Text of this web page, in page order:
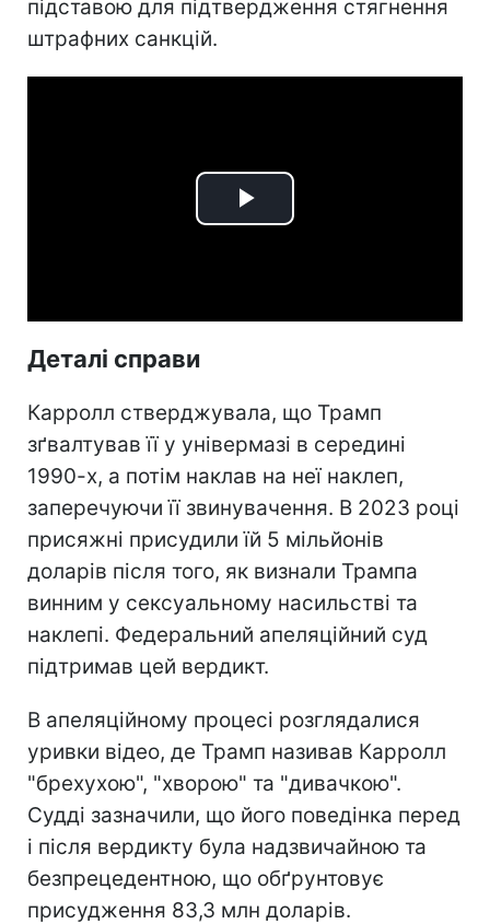
підставою для підтвердження стягнення
штрафних санкцій.
Play
Деталі справи
Карролл стверджувала, що Трамп
зґвалтував її у універмазі в середині
1990-х, а потім наклав на неї наклеп,
заперечуючи її звинувачення. В 2023 році
присяжні присудили їй 5 мільйонів
доларів після того, як визнали Трампа
винним у сексуальному насильстві та
наклепі. Федеральний апеляційний суд
підтримав цей вердикт.
В апеляційному процесі розглядалися
уривки відео, де Трамп називав Карролл
"брехухою", "хворою" та "дивачкою".
Судді зазначили, що його поведінка перед
і після вердикту була надзвичайною та
безпрецедентною, що обґрунтовує
присудження 83,3 млн доларів.